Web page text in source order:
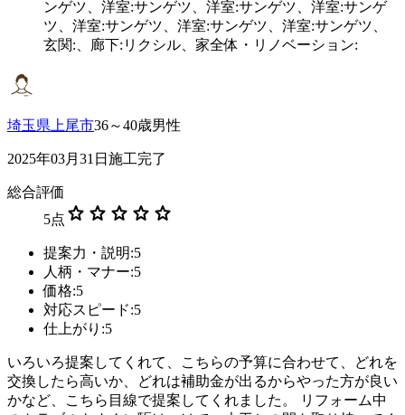
ンゲツ、洋室:サンゲツ、洋室:サンゲツ、洋室:サンゲ
ツ、洋室:サンゲツ、洋室:サンゲツ、洋室:サンゲツ、
玄関:、廊下:リクシル、家全体・リノベーション:
埼玉県上尾市36～40歳男性
2025年03月31日施工完了
総合評価
5点 star star star star star
提案力・説明:5
人柄・マナー:5
価格:5
対応スピード:5
仕上がり:5
いろいろ提案してくれて、こちらの予算に合わせて、どれを
交換したら高いか、どれは補助金が出るからやった方が良い
かなど、こちら目線で提案してくれました。 リフォーム中